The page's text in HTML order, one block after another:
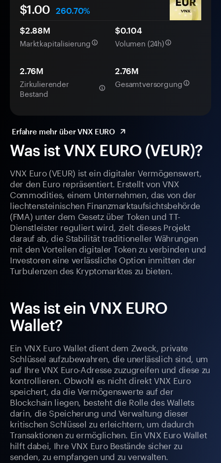
Was ist VNX EURO (VEUR)?
VNX Euro (VEUR) ist ein digitaler Vermögenswert,
der den Euro repräsentiert. Erstellt von VNX
Commodities, einem Unternehmen, das von der
liechtensteinischen Finanzmarktaufsichtsbehörde
(FMA) unter dem Gesetz über Token und TT-
Dienstleister reguliert wird, zielt dieses Projekt
darauf ab, die Stabilität traditioneller Währungen
mit den Vorteilen digitaler Token zu verbinden und
Investoren eine verlässliche Option inmitten der
Turbulenzen des Kryptomarktes zu bieten.
Was ist ein VNX EURO
Wallet?
Ein VNX Euro Wallet dient dem Zweck, private
Schlüssel aufzubewahren, die unerlässlich sind, um
auf Ihre VNX Euro-Adresse zuzugreifen und diese zu
kontrollieren. Obwohl es nicht direkt VNX Euro
speichert, da die Vermögenswerte auf der
Blockchain liegen, besteht die Rolle des Wallets
darin, die Speicherung und Verwaltung dieser
kritischen Schlüssel zu erleichtern, um dadurch
Transaktionen zu ermöglichen. Ein VNX Euro Wallet
hilft dabei, Ihre VNX Euro Bestände sicher zu
senden, zu empfangen und zu verwalten.
$1.00
260.70%
$2.88M
Marktkapitalisierung
$0.104
Volumen (24h)
2.76M
Zirkulierender
Bestand
2.76M
Gesamtversorgung
Erfahre mehr über VNX EURO